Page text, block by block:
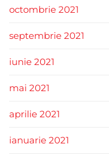
octombrie 2021
septembrie 2021
iunie 2021
mai 2021
aprilie 2021
ianuarie 2021